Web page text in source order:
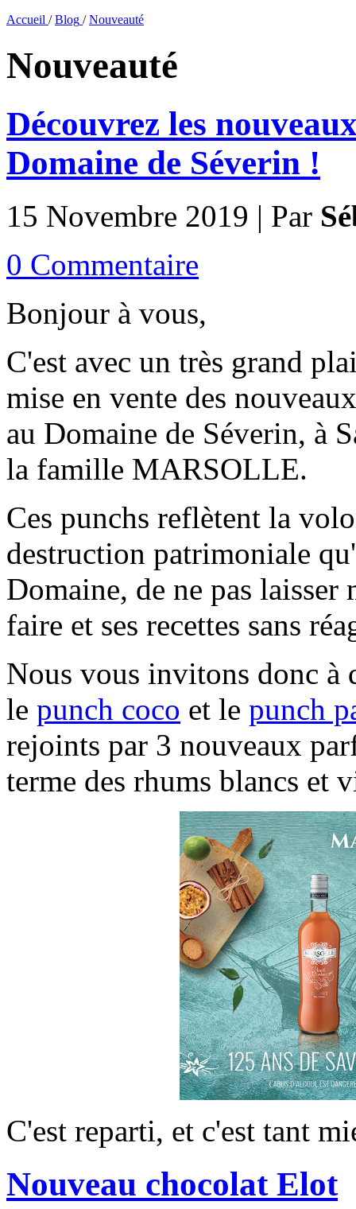
Accueil / Blog / Nouveauté
Nouveauté
Découvrez les
Domaine de Séverin !
15 Novembre 2019 | Par
0 Commentaire
Bonjour à vous,
C'est avec un très grand
mise en vente des
au Domaine de Séverin, à
la famille MARSOLLE.
Ces punchs reflètent la
destruction patrimoniale
Domaine, de ne pas
faire et ses recettes sans
Nous vous invitons donc à
le punch coco et le punch
rejoints par 3 nouveaux
terme des rhums blancs et
C'est reparti, et c'est tant
Nouveau chocolat Elot